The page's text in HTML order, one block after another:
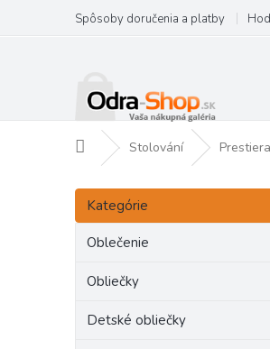
obsah
Spôsoby doručenia a platby
DomovStolování
B
č
Preskočiť
kategórie
Kategórie
Oblečenie
Obliečky
Detské obliečky